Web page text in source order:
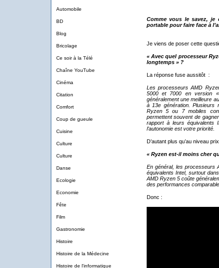
Automobile
BD
Blog
Bricolage
Ce soir à la Télé
Chaîne YouTube
Cinéma
Citation
Comfort
Coup de gueule
Cuisine
Culture
Culture
Danse
Ecologie
Economie
Fête
Film
Gastronomie
Histoire
Histoire de la Médecine
Histoire de l'informatique
Comme vous le savez, je
portable pour faire face à
Je viens de poser cette
« Avec quel processeur
longtemps » ?
La réponse fuse aussitôt :
Les processeurs AMD
5000 et 7000 en version «
généralement une meilleure
à 13e génération. Plusieurs
Ryzen 5 ou 7 mobiles
permettent souvent de
rapport à leurs équivalents
l’autonomie est votre priorité.
D’autant plus qu’au niveau
« Ryzen est-il moins cher
En général, les processeurs
équivalents Intel, surtout
AMD Ryzen 5 coûte
des performances
Donc :